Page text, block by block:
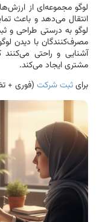
لوگو مجموعه‌ای از
انتقال می‌دهد و باعث
لوگو به درستی طراحی و
مصرف‌کنندگان با دیدن
آشنایی و راحتی می‌کنند
مشتری ایجاد می‌کند.
برایثبت شرکت (فوری +